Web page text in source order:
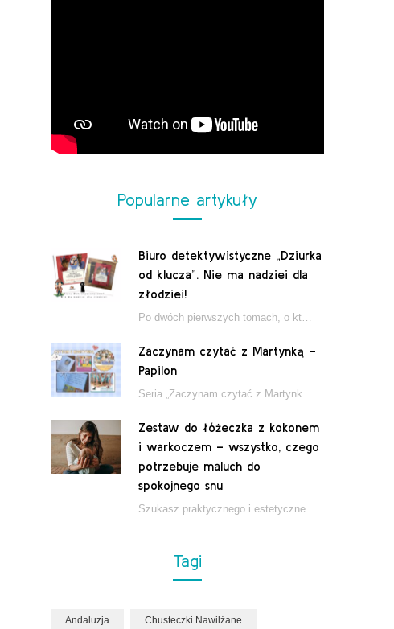
Popularne artykuły
Biuro detektywistyczne „Dziurka
od klucza”. Nie ma nadziei dla
złodziei!
Zaczynam czytać z Martynką –
Papilon
Zestaw do łóżeczka z kokonem
i warkoczem – wszystko, czego
potrzebuje maluch do
spokojnego snu
Tagi
Andaluzja Chusteczki Nawilżane